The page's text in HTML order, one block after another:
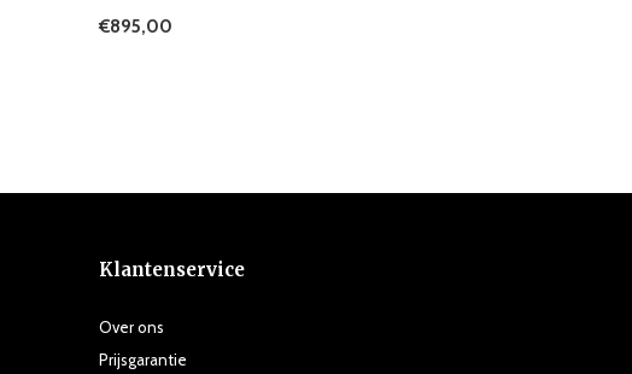
€895,00
Klantenservice
Over ons
Prijsgarantie